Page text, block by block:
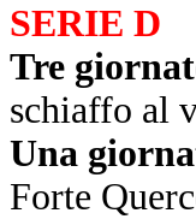
SERIE D
Tre
schiaffo al
Una
Forte